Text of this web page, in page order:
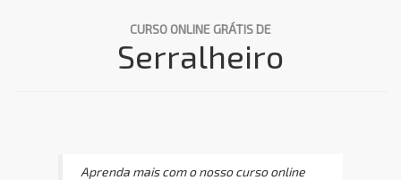
CURSO ONLINE GRÁTIS DE
Serralheiro
Aprenda mais com o nosso curso online